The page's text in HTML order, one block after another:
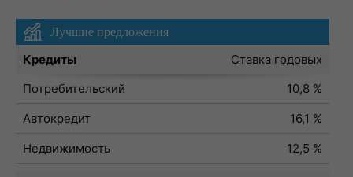
Лучшие предложения
Кредиты
Ставка годовых
Потребительский
10,8 %
Автокредит
16,1 %
Недвижимость
12,5 %